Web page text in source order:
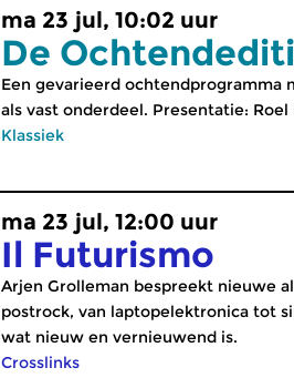
ma 23 jul, 10:02 uur
De
Een gevarieerd ochtendprogramma
als vast onderdeel. Presentatie: Roel
Klassiek
ma 23 jul, 12:00 uur
Il Futurismo
Arjen Grolleman bespreekt nieuwe
postrock, van laptopelektronica tot
wat nieuw en vernieuwend is.
Crosslinks